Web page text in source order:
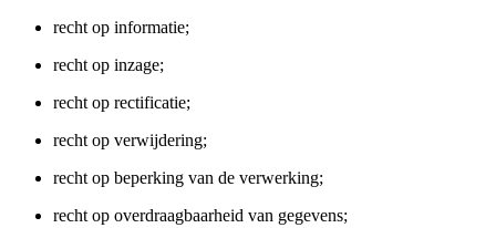
recht op informatie;
recht op inzage;
recht op rectificatie;
recht op verwijdering;
recht op beperking van de verwerking;
recht op overdraagbaarheid van gegevens;